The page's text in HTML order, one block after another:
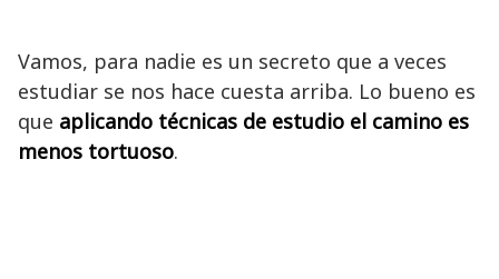
Vamos, para nadie es un secreto que a veces
estudiar se nos hace cuesta arriba. Lo bueno es
que aplicando técnicas de estudio el camino es
menos tortuoso.